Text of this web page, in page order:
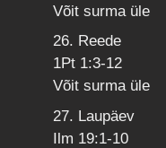
Võit surma üle
26. Reede
1Pt 1:3-12
Võit surma üle
27. Laupäev
Ilm 19:1-10